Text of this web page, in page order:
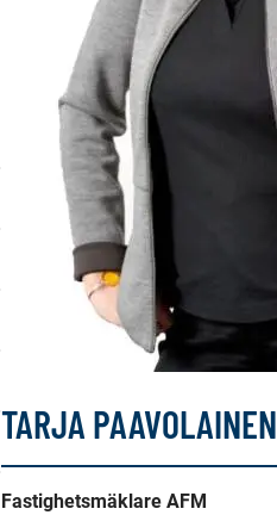
TARJA PAAVOLAINEN
Fastighetsmäklare AFM